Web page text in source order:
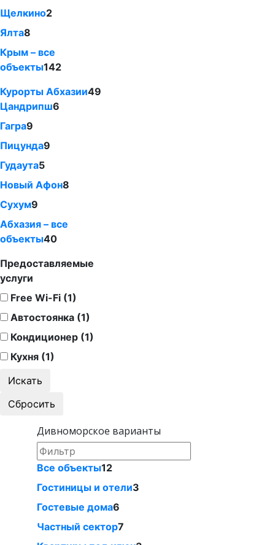
Щелкино2
Ялта8
Крым – все
объекты142
Курорты Абхазии49
Цандрипш6
Гагра9
Пицунда9
Гудаута5
Новый Афон8
Сухум9
Абхазия – все
объекты40
Предоставляемые
услуги
Free Wi-Fi (1)
Автостоянка (1)
Кондиционер (1)
Кухня (1)
Дивноморское варианты
Все объекты12
Гостиницы и отели3
Гостевые дома6
Частный сектор7